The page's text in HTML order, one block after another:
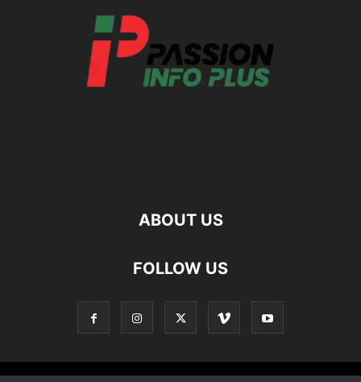
ABOUT US
FOLLOW US